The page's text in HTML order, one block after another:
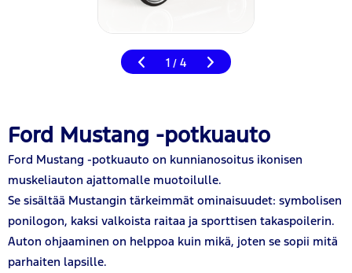
1 / 4
Ford Mustang -potkuauto
Ford Mustang -potkuauto on kunnianosoitus ikonisen
muskeliauton ajattomalle muotoilulle.
Se sisältää Mustangin tärkeimmät ominaisuudet: symbolisen
ponilogon, kaksi valkoista raitaa ja sporttisen takaspoilerin.
Auton ohjaaminen on helppoa kuin mikä, joten se sopii mitä
parhaiten lapsille.